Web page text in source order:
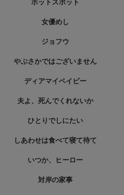
ホットスポット
女優めし
ジョフウ
やぶさかではございません
ディアマイベイビー
夫よ、死んでくれないか
ひとりでしにたい
しあわせは食べて寝て待て
いつか、ヒーロー
対岸の家事